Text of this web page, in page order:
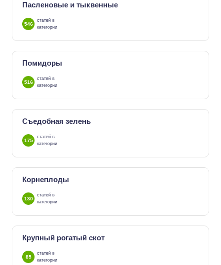
Пасленовые и тыквенные
546
статей в
категории
Помидоры
516
статей в
категории
Съедобная зелень
175
статей в
категории
Корнеплоды
130
статей в
категории
Крупный рогатый скот
85
статей в
категории